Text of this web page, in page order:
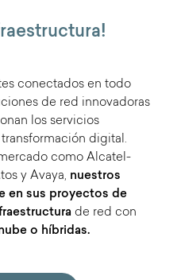
conectados en todo
de red innovadoras
los servicios
digital.
como Alcatel-
y Avaya, nuestros
en sus proyectos de
de red con
o híbridas.